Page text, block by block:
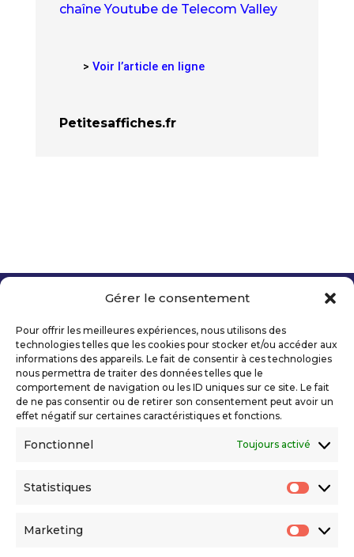
Gérer le consentement
Pour offrir les meilleures expériences, nous utilisons des
technologies telles que les cookies pour stocker et/ou accéder aux
informations des appareils. Le fait de consentir à ces technologies
nous permettra de traiter des données telles que le
comportement de navigation ou les ID uniques sur ce site. Le fait
de ne pas consentir ou de retirer son consentement peut avoir un
effet négatif sur certaines caractéristiques et fonctions.
Fonctionnel Toujours activé
Statistiques
Marketing
chaîne Youtube de Telecom Valley
> Voir l’article en ligne
Petitesaffiches.fr
Mentions légales
Politique de confidentialité
Déclaration d’accessibilité numérique
Ils nous soutiennent